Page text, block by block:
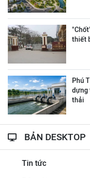
thiết
Phú
dựng
thải
BẢN DESKTOP
Tin tức